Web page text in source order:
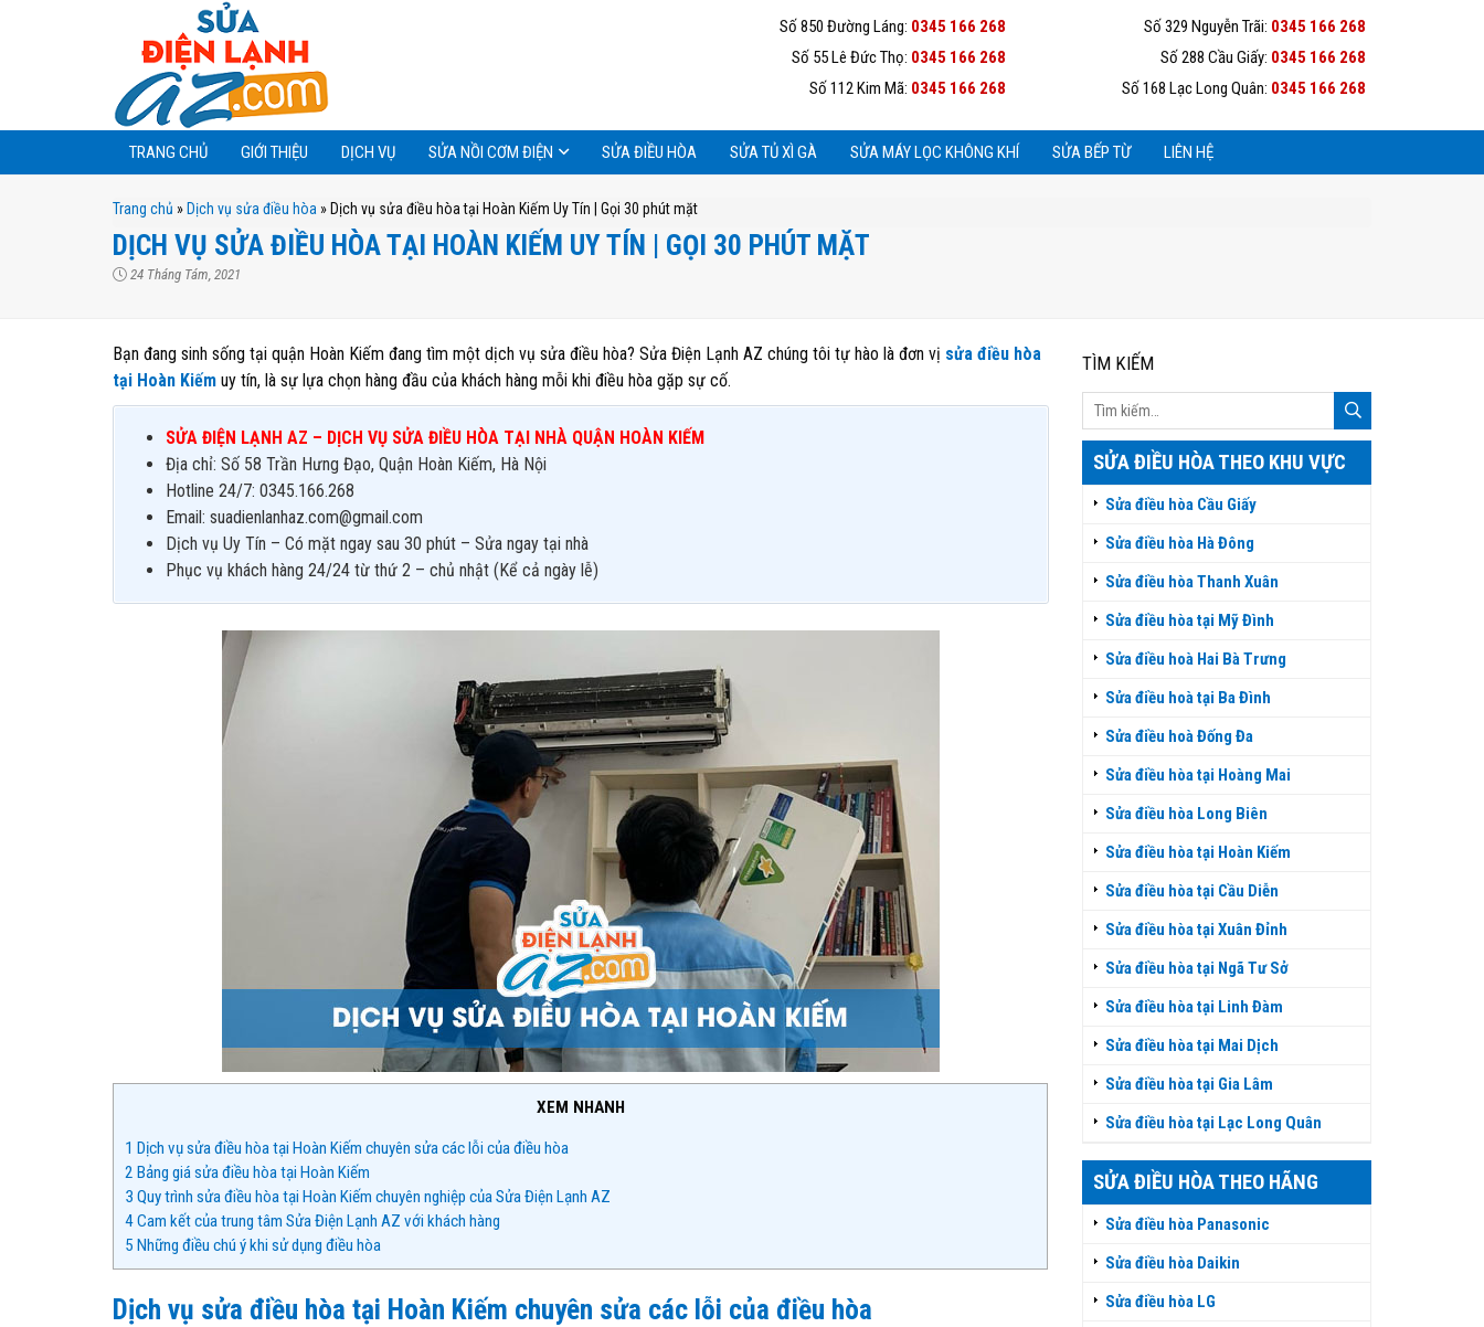
Số 850 Đường Láng: 0345 166 268 Số 329 Nguyễn Trãi: 0345 166 268
Số 55 Lê Đức Thọ: 0345 166 268 Số 288 Cầu Giấy: 0345 166 268
Số 112 Kim Mã: 0345 166 268 Số 168 Lạc Long Quân: 0345 166 268
TRANG CHỦ GIỚI THIỆU DỊCH VỤ SỬA NỒI CƠM ĐIỆN SỬA ĐIỀU HÒA SỬA TỦ XÌ GÀ SỬA MÁY LỌC KHÔNG KHÍ SỬA BẾP TỪ LIÊN HỆ
Trang chủ » Dịch vụ sửa điều hòa » Dịch vụ sửa điều hòa tại Hoàn Kiếm Uy Tín | Gọi 30 phút mặt
DỊCH VỤ SỬA ĐIỀU HÒA TẠI HOÀN KIẾM UY TÍN | GỌI 30 PHÚT MẶT
24 Tháng Tám, 2021
Bạn đang sinh sống tại quận Hoàn Kiếm đang tìm một dịch vụ sửa điều hòa? Sửa Điện Lạnh AZ chúng tôi tự hào là đơn vị sửa điều hòa
tại Hoàn Kiếm uy tín, là sự lựa chọn hàng đầu của khách hàng mỗi khi điều hòa gặp sự cố.
SỬA ĐIỆN LẠNH AZ – DỊCH VỤ SỬA ĐIỀU HÒA TẠI NHÀ QUẬN HOÀN KIẾM
Địa chỉ: Số 58 Trần Hưng Đạo, Quận Hoàn Kiếm, Hà Nội
Hotline 24/7: 0345.166.268
Email: suadienlanhaz.com@gmail.com
Dịch vụ Uy Tín – Có mặt ngay sau 30 phút – Sửa ngay tại nhà
Phục vụ khách hàng 24/24 từ thứ 2 – chủ nhật (Kể cả ngày lễ)
XEM NHANH
1 Dịch vụ sửa điều hòa tại Hoàn Kiếm chuyên sửa các lỗi của điều hòa
2 Bảng giá sửa điều hòa tại Hoàn Kiếm
3 Quy trình sửa điều hòa tại Hoàn Kiếm chuyên nghiệp của Sửa Điện Lạnh AZ
4Cam kết của trung tâm Sửa Điện Lạnh AZ với khách hàng
5 Những điều chú ý khi sử dụng điều hòa
Dịch vụ sửa điều hòa tại Hoàn Kiếm chuyên sửa các lỗi của điều hòa
TÌM KIẾM
SỬA ĐIỀU HÒA THEO KHU VỰC
Sửa điều hòa Cầu Giấy
Sửa điều hòa Hà Đông
Sửa điều hòa Thanh Xuân
Sửa điều hòa tại Mỹ Đình
Sửa điều hoà Hai Bà Trưng
Sửa điều hoà tại Ba Đình
Sửa điều hoà Đống Đa
Sửa điều hòa tại Hoàng Mai
Sửa điều hòa Long Biên
Sửa điều hòa tại Hoàn Kiếm
Sửa điều hòa tại Cầu Diễn
Sửa điều hòa tại Xuân Đỉnh
Sửa điều hòa tại Ngã Tư Sở
Sửa điều hòa tại Linh Đàm
Sửa điều hòa tại Mai Dịch
Sửa điều hòa tại Gia Lâm
Sửa điều hòa tại Lạc Long Quân
SỬA ĐIỀU HÒA THEO HÃNG
Sửa điều hòa Panasonic
Sửa điều hòa Daikin
Sửa điều hòa LG